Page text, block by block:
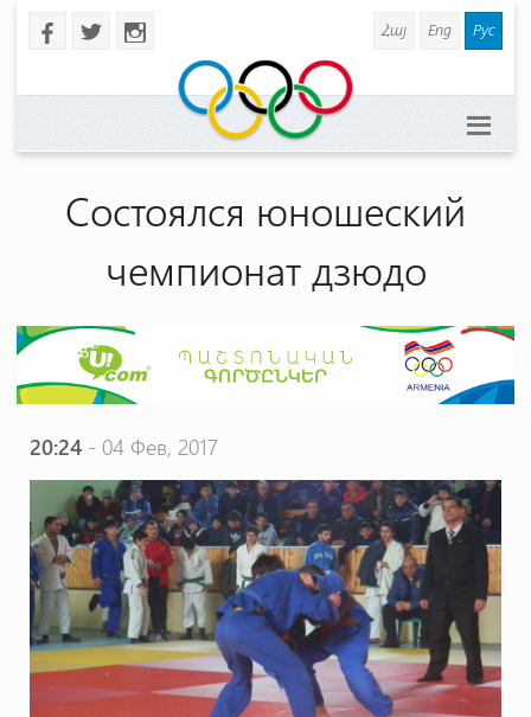
b a x Հայ Eng Рус
Состоялся юношеский
чемпионат дзюдо
20:24- 04 Фев, 2017